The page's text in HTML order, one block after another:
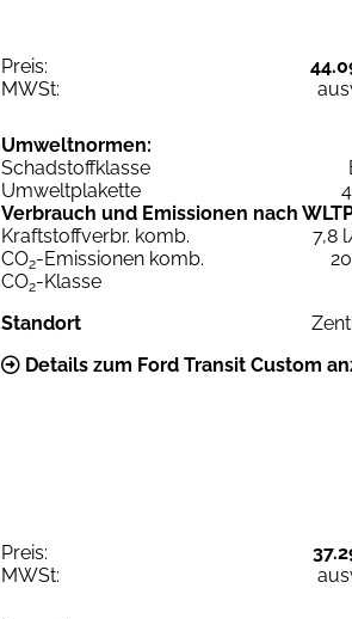
Preis:
MWSt:
Umweltnormen:
Schadstoffklasse
Umweltplakette
Verbrauch und Emissionen nach
Kraftstoffverbr. komb.
7,8
CO2-Emissionen komb.
CO2-Klasse
Standort
Details zum Ford Transit Custom
Preis:
MWSt: